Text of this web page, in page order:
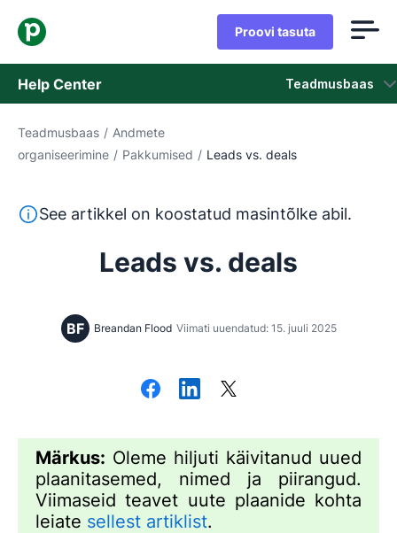
Proovi tasuta
Help Center Teadmusbaas
Teadmusbaas
Võta ühendust klienditoega
Teadmusbaas / Andmete
organiseerimine / Pakkumised / Leads vs. deals
See tekst on tõlgitud inglise keelest
See artikkel on koostatud masintõlke abil.
Leads vs. deals
BF Breandan Flood Viimati uuendatud: 15. juuli 2025
Märkus: Oleme hiljuti käivitanud uued
plaanitasemed, nimed ja piirangud.
Viimaseid teavet uute plaanide kohta
leiate sellest artiklist.